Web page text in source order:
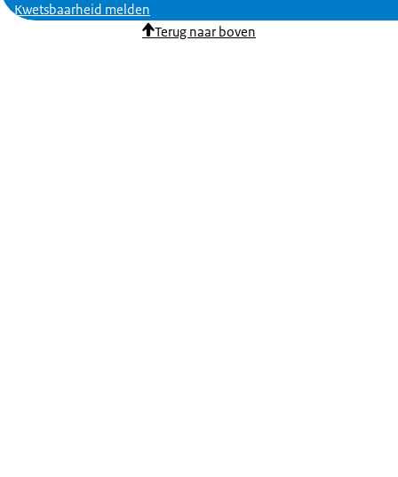
Kwetsbaarheid melden
Terug naar boven